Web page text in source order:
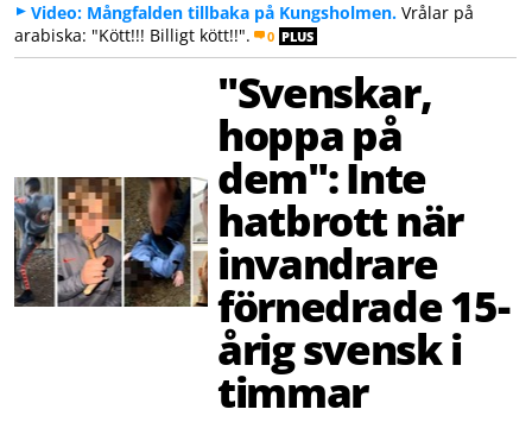
Video: Mångfalden tillbaka på Kungsholmen. Vrålar på
arabiska: "Kött!!! Billigt kött!!".
0 PLUS
"Svenskar,
hoppa på
dem": Inte
hatbrott när
invandrare
förnedrade 15-
årig svensk i
timmar